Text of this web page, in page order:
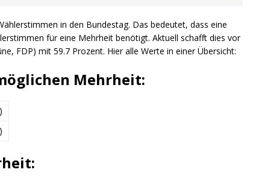
in den Bundestag. Das bedeutet, dass eine
für eine Mehrheit benötigt. Aktuell schafft dies vor
FDP) mit 59.7 Prozent. Hier alle Werte in einer Übersicht:
Mehrheit: